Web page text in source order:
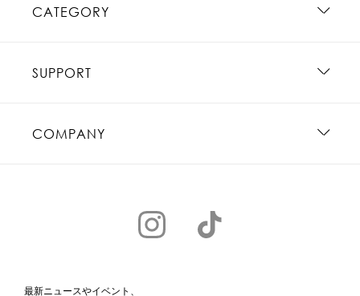
CATEGORY
SUPPORT
COMPANY
最新ニュースやイベント、